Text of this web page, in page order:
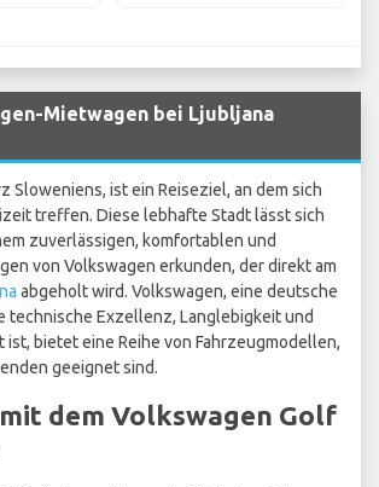
Mietwagen bei Ljubljana
Sloweniens, ist ein Reiseziel, an dem sich
treffen. Diese lebhafte Stadt lässt sich
zuverlässigen, komfortablen und
von Volkswagen erkunden, der direkt am
abgeholt wird. Volkswagen, eine deutsche
technische Exzellenz, Langlebigkeit und
bietet eine Reihe von Fahrzeugmodellen,
geeignet sind.
dem Volkswagen Golf